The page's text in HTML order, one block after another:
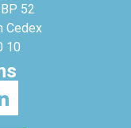
52
Cedex
10